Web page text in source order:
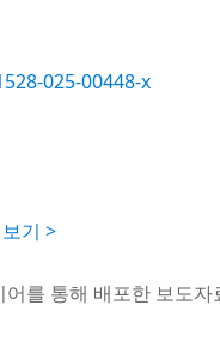
025-00448-x
기 >
어를 통해 배포한 보도